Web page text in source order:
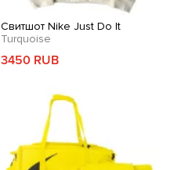
Свитшот Nike Just Do It
Turquoise
3450 RUB